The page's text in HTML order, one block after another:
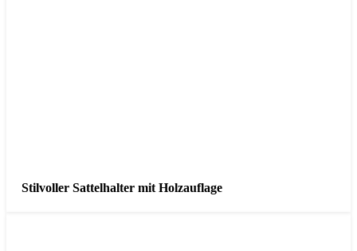
Stilvoller Sattelhalter mit Holzauflage